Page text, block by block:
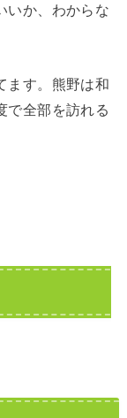
いか、わからな
ます。熊野は和
で全部を訪れる